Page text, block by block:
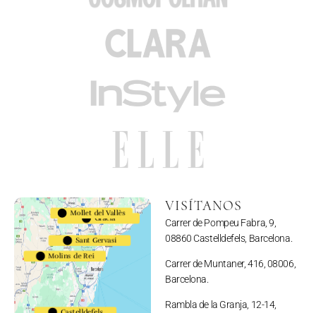
Gracia
Sant Gervasi
691110052
Molins de Rei
Mollet del Vallès
623983794
VISÍTANOS
Carrer de Pompeu Fabra, 9,
08860 Castelldefels, Barcelona.
Carrer de Muntaner, 416, 08006,
Barcelona.
Rambla de la Granja, 12-14,